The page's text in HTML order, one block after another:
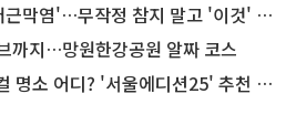
염'…무작정 참지 말고 '이것' 해보세요!
까지…망원한강공원 알짜 코스
소 어디? '서울에디션25' 추천 코스